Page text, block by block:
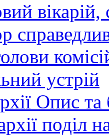
вікарій,
устрій
Опис та
поділ